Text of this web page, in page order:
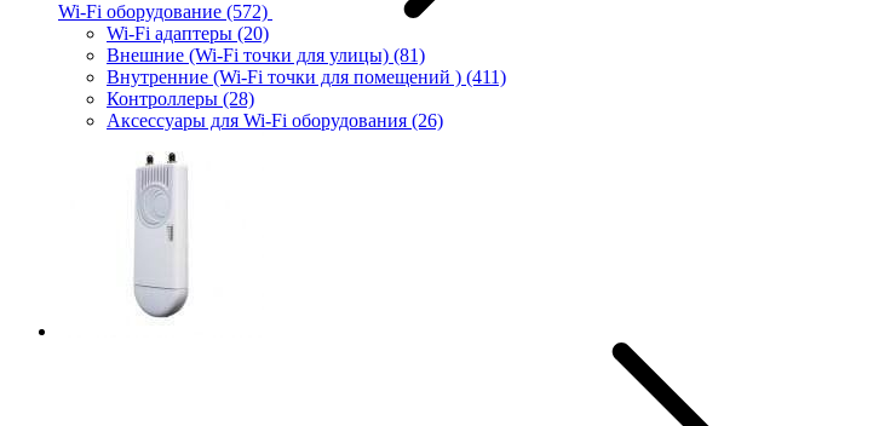
Wi-Fi оборудование (572)
Wi-Fi адаптеры (20)
Внешние (Wi-Fi точки для улицы) (81)
Внутренние (Wi-Fi точки для помещений ) (411)
Контроллеры (28)
Аксессуары для Wi-Fi оборудования (26)